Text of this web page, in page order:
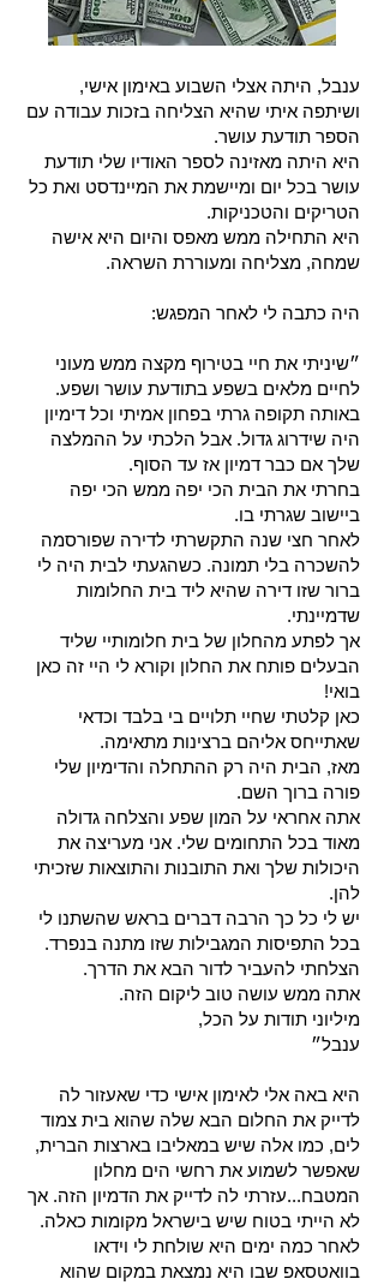
ענבל, היתה אצלי השבוע באימון אישי,
ושיתפה איתי שהיא הצליחה בזכות עבודה עם
הספר תודעת עושר.
היא היתה מאזינה לספר האודיו שלי תודעת
עושר בכל יום ומיישמת את המיינדסט ואת כל
הטריקים והטכניקות.
היא התחילה ממש מאפס והיום היא אישה
שמחה, מצליחה ומעוררת השראה.
היה כתבה לי לאחר המפגש:
״שיניתי את חיי בטירוף מקצה ממש מעוני
לחיים מלאים בשפע בתודעת עושר ושפע.
באותה תקופה גרתי בפחון אמיתי וכל דימיון
היה שידרוג גדול. אבל הלכתי על ההמלצה
שלך אם כבר דמיון אז עד הסוף.
בחרתי את הבית הכי יפה ממש הכי יפה
ביישוב שגרתי בו.
לאחר חצי שנה התקשרתי לדירה שפורסמה
להשכרה בלי תמונה. כשהגעתי לבית היה לי
ברור שזו דירה שהיא ליד בית החלומות
שדמיינתי.
אך לפתע מהחלון של בית חלומותיי שליד
הבעלים פותח את החלון וקורא לי היי זה כאן
בואי!
כאן קלטתי שחיי תלויים בי בלבד וכדאי
שאתייחס אליהם ברצינות מתאימה.
מאז, הבית היה רק ההתחלה והדימיון שלי
פורה ברוך השם.
אתה אחראי על המון שפע והצלחה גדולה
מאוד בכל התחומים שלי. אני מעריצה את
היכולות שלך ואת התובנות והתוצאות שזכיתי
להן.
יש לי כל כך הרבה דברים בראש שהשתנו לי
בכל התפיסות המגבילות שזו מתנה בנפרד.
הצלחתי להעביר לדור הבא את הדרך.
אתה ממש עושה טוב ליקום הזה.
מיליוני תודות על הכל,
ענבל״
היא באה אלי לאימון אישי כדי שאעזור לה
לדייק את החלום הבא שלה שהוא בית צמוד
לים, כמו אלה שיש במאליבו בארצות הברית,
שאפשר לשמוע את רחשי הים מחלון
המטבח...עזרתי לה לדייק את הדמיון הזה. אך
לא הייתי בטוח שיש בישראל מקומות כאלה.
לאחר כמה ימים היא שולחת לי וידאו
בוואטסאפ שבו היא נמצאת במקום שהוא